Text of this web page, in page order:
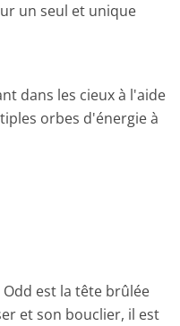
un seul et unique
dans les cieux à l'aide
orbes d'énergie à
est la tête brûlée
et son bouclier, il est